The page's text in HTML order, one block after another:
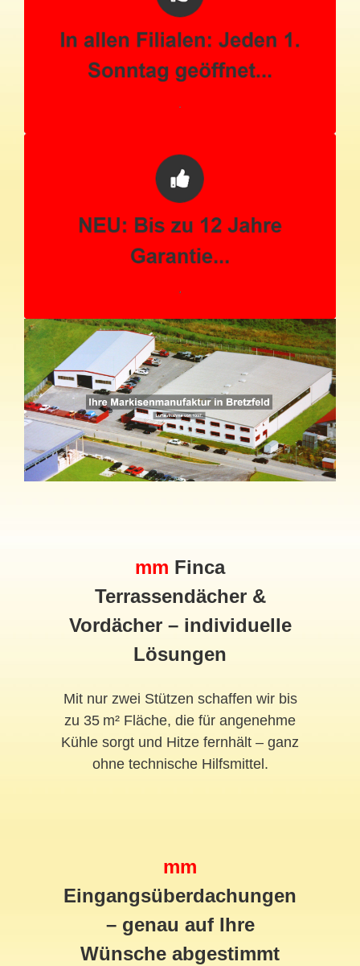
mm Finca
Terrassendächer &
Vordächer – individuelle
Lösungen
Mit nur zwei Stützen schaffen wir bis
zu 35 m² Fläche, die für angenehme
Kühle sorgt und Hitze fernhält – ganz
ohne technische Hilfsmittel.
mm
Eingangsüberdachungen
– genau auf Ihre
Wünsche abgestimmt